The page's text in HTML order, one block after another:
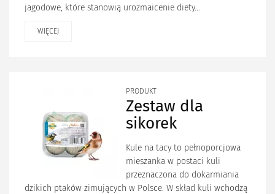
jagodowe, które stanowią urozmaicenie diety...
WIĘCEJ
PRODUKT
Zestaw dla
sikorek
Kule na tacy to pełnoporcjowa
mieszanka w postaci kuli
przeznaczona do dokarmiania
dzikich ptaków zimujących w Polsce. W skład kuli wchodzą